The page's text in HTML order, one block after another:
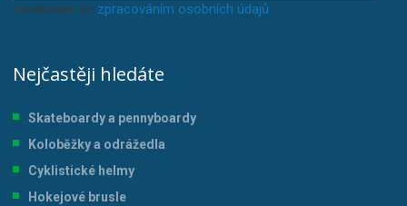
Souhlasím se zpracováním osobních údajů.
Nejčastěji hledáte
Skateboardy a pennyboardy
Koloběžky a odrážedla
Cyklistické helmy
Hokejové brusle